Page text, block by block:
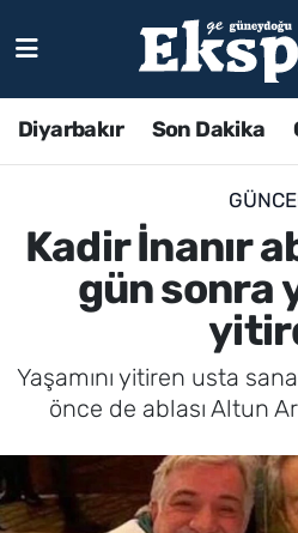
Diyarbakır Son Dakika
Kadir İnanır
gün sonra
Yaşamını yitiren usta
önce de ablası Altun